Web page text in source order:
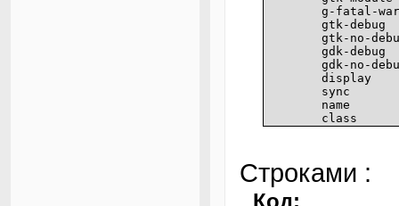
g-fatal-
gtk-debug
gtk-no-
gdk-debug
gdk-no-
display
sync
name
class
Строками :
Код: